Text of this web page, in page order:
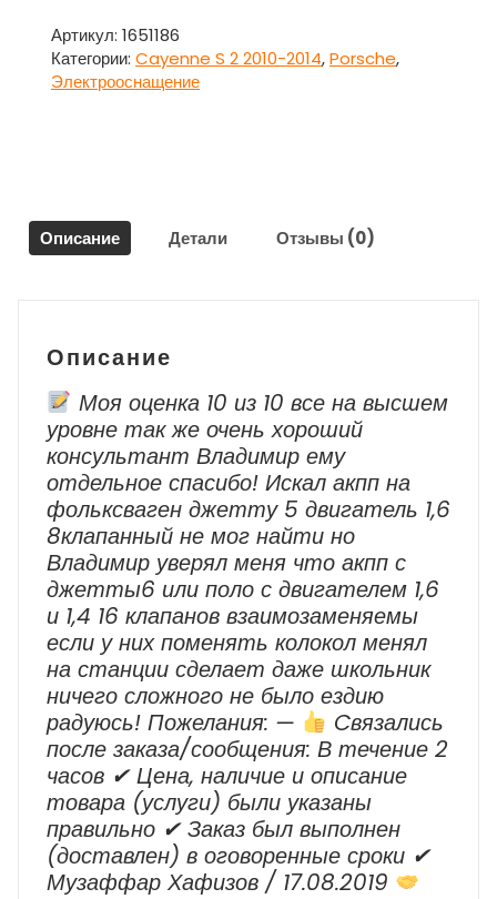
приборов
7P5920901AE
для
S
2
Артикул: 1651186
Категории: Cayenne S 2 2010-2014,Porsche,
Электрооснащение
Описание Детали Отзывы (0)
Описание
Моя оценка 10 из 10 все на высшем
уровне так же очень хороший
консультант Владимир ему
отдельное спасибо! Искал акпп на
фольксваген джетту 5 двигатель 1,6
8клапанный не мог найти но
Владимир уверял меня что акпп с
джетты6 или поло с двигателем 1,6
и 1,4 16 клапанов взаимозаменяемы
если у них поменять колокол менял
на станции сделает даже школьник
ничего сложного не было ездию
радуюсь! Пожелания: —
Cвязались
после заказа/сообщения: В течение 2
часов ✔ Цена, наличие и описание
товара (услуги) были указаны
правильно ✔ Заказ был выполнен
(доставлен) в оговоренные сроки ✔
Музаффар Хафизов / 17.08.2019